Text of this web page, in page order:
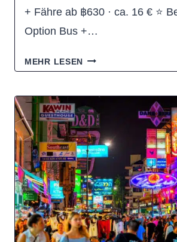
+ Fähre ab ฿630 · ca. 16 € ⭐
Option Bus +…
MEHR LESEN WIE
ICH
VON
BANGKOK
NACH
KO
PHANGAN?
(ALLE
OPTIONEN